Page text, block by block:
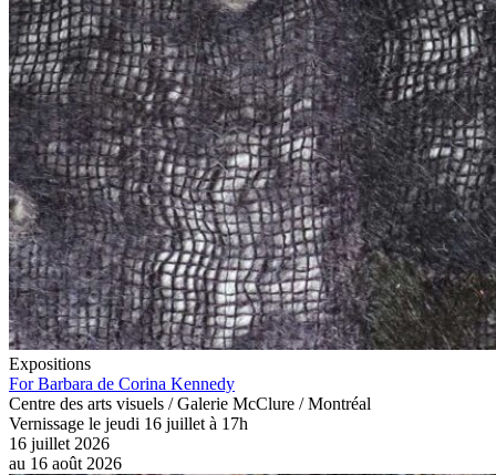
Expositions
For Barbara de Corina Kennedy
Centre des arts visuels / Galerie McClure / Montréal
Vernissage le jeudi 16 juillet à 17h
16 juillet 2026
au 16 août 2026